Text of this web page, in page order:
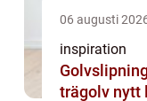
06 augusti
inspiration
trägolv nytt